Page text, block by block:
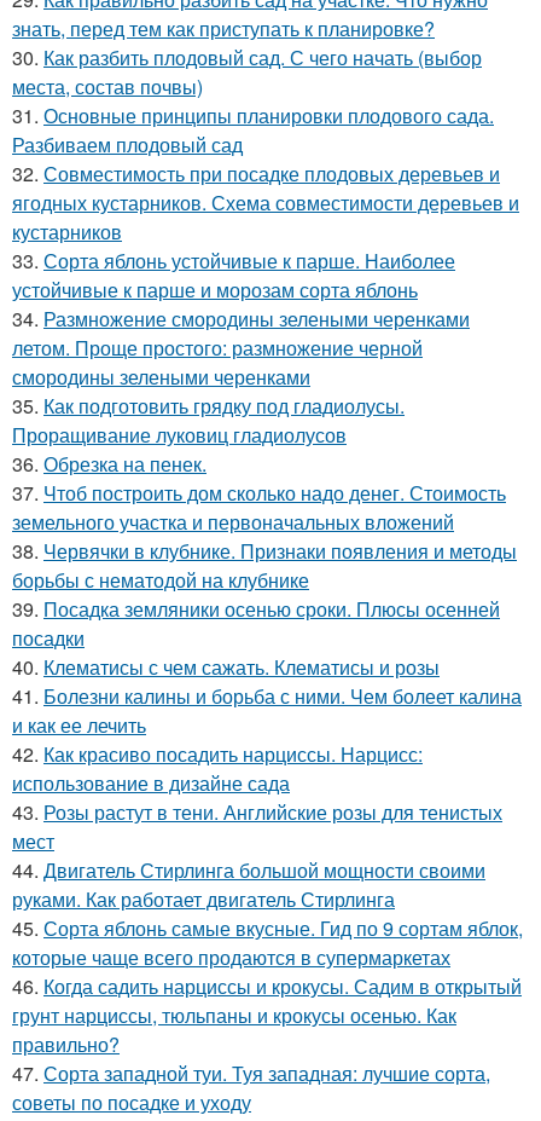
знать, перед тем как приступать к планировке?
30. Как разбить плодовый сад. С чего начать (выбор
места, состав почвы)
31. Основные принципы планировки плодового сада.
Разбиваем плодовый сад
32. Совместимость при посадке плодовых деревьев и
ягодных кустарников. Схема совместимости деревьев и
кустарников
33. Сорта яблонь устойчивые к парше. Наиболее
устойчивые к парше и морозам сорта яблонь
34. Размножение смородины зелеными черенками
летом. Проще простого: размножение черной
смородины зелеными черенками
35. Как подготовить грядку под гладиолусы.
Проращивание луковиц гладиолусов
36. Обрезка на пенек.
37. Чтоб построить дом сколько надо денег. Стоимость
земельного участка и первоначальных вложений
38. Червячки в клубнике. Признаки появления и методы
борьбы с нематодой на клубнике
39. Посадка земляники осенью сроки. Плюсы осенней
посадки
40. Клематисы с чем сажать. Клематисы и розы
41. Болезни калины и борьба с ними. Чем болеет калина
и как ее лечить
42. Как красиво посадить нарциссы. Нарцисс:
использование в дизайне сада
43. Розы растут в тени. Английские розы для тенистых
мест
44. Двигатель Стирлинга большой мощности своими
руками. Как работает двигатель Стирлинга
45. Сорта яблонь самые вкусные. Гид по 9 сортам яблок,
которые чаще всего продаются в супермаркетах
46. Когда садить нарциссы и крокусы. Садим в открытый
грунт нарциссы, тюльпаны и крокусы осенью. Как
правильно?
47. Сорта западной туи. Туя западная: лучшие сорта,
советы по посадке и уходу